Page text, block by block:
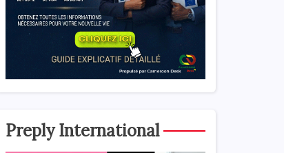
Preply International